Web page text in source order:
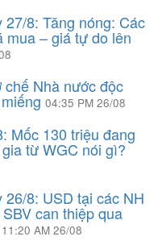
8: Tăng nóng: Các
mua – giá tự do lên
Nhà nước độc
04:35 PM 26/08
Mốc 130 triệu đang
từ WGC nói gì?
8: USD tại các NH
can thiệp qua
11:20 AM 26/08